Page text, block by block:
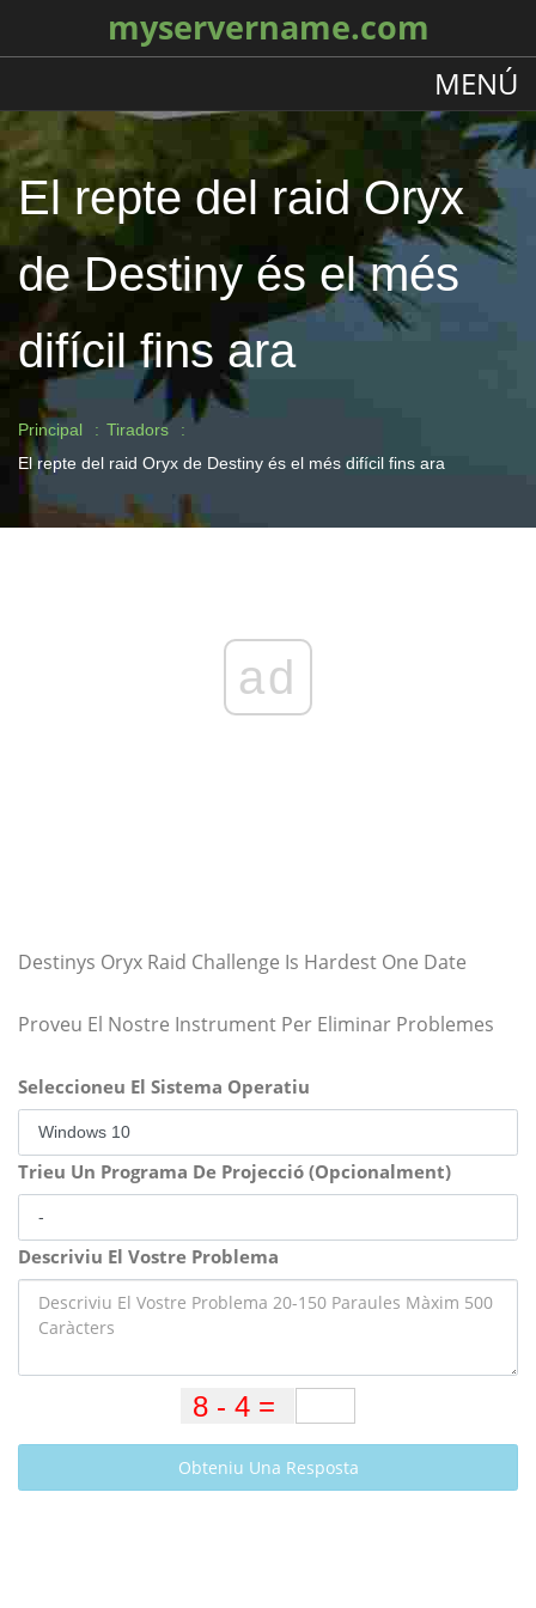
myservername.com
MENÚ
El repte del raid Oryx
de Destiny és el més
difícil fins ara
Principal
Tiradors
El repte del raid Oryx de Destiny és el més difícil fins ara
ad
Destinys Oryx Raid Challenge Is Hardest One Date
Proveu El Nostre Instrument Per Eliminar Problemes
Seleccioneu El Sistema Operatiu
Trieu Un Programa De Projecció (Opcionalment)
Descriviu El Vostre Problema
Obteniu Una Resposta